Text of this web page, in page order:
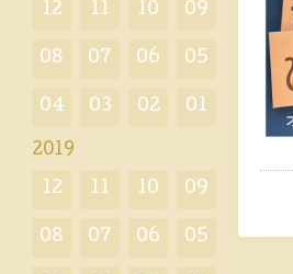
12 11 10 09
08 07 06 05
04 03 02 01
2019
12 11 10 09
08 07 06 05